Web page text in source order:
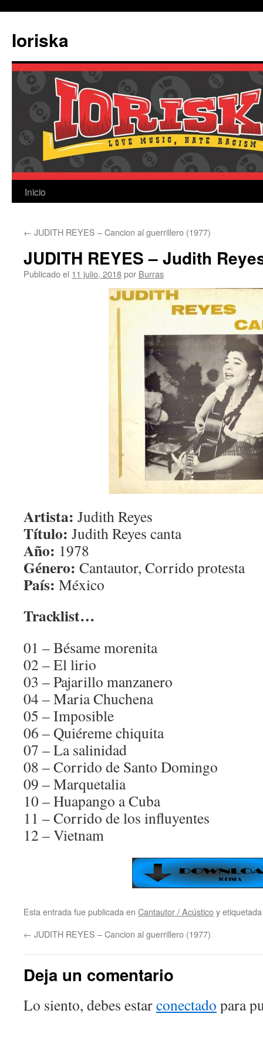
contenido
Ioriska
Inicio
← JUDITH REYES – Cancion al guerrillero (1977)
JUDITH REYES – Judith
Publicado el 11 julio, 2018por Burras
Artista: Judith Reyes
Título: Judith Reyes canta
Año: 1978
Género: Cantautor, Corrido protesta
País: México
Tracklist…
01 – Bésame morenita
02 – El lirio
03 – Pajarillo manzanero
04 – Maria Chuchena
05 – Imposible
06 – Quiéreme chiquita
07 – La salinidad
08 – Corrido de Santo Domingo
09 – Marquetalia
10 – Huapango a Cuba
11 – Corrido de los influyentes
12 – Vietnam
Esta entrada fue publicada en Cantautor / Acústicoy
← JUDITH REYES – Cancion al guerrillero (1977)
Deja un comentario
Lo siento, debes estarconectado para